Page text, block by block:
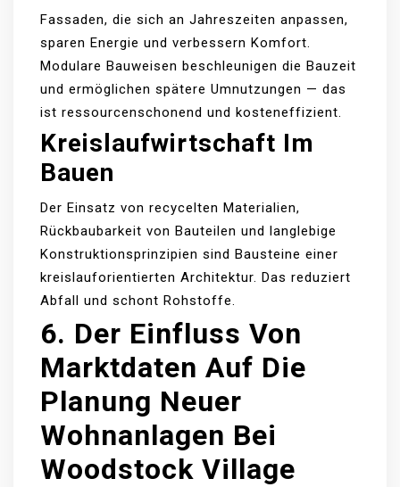
Fassaden, die sich an Jahreszeiten anpassen,
sparen Energie und verbessern Komfort.
Modulare Bauweisen beschleunigen die Bauzeit
und ermöglichen spätere Umnutzungen — das
ist ressourcenschonend und kosteneffizient.
Kreislaufwirtschaft Im
Bauen
Der Einsatz von recycelten Materialien,
Rückbaubarkeit von Bauteilen und langlebige
Konstruktionsprinzipien sind Bausteine einer
kreislauforientierten Architektur. Das reduziert
Abfall und schont Rohstoffe.
6. Der Einfluss Von
Marktdaten Auf Die
Planung Neuer
Wohnanlagen Bei
Woodstock Village